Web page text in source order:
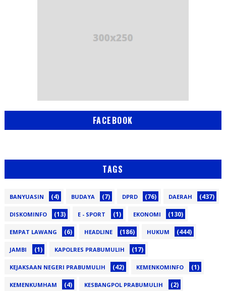
FACEBOOK
TAGS
BANYUASIN (4) BUDAYA (7) DPRD (76) DAERAH (437)
DISKOMINFO (13) E - SPORT (1) EKONOMI (130)
EMPAT LAWANG (6) HEADLINE (186) HUKUM (444)
JAMBI (1) KAPOLRES PRABUMULIH (17)
KEJAKSAAN NEGERI PRABUMULIH (42) KEMENKOMINFO (1)
KEMENKUMHAM (4) KESBANGPOL PRABUMULIH (2)